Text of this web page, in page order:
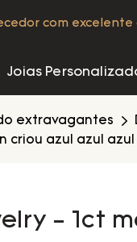
com excelente
Joias
extravagantes
criou azul azul azul
- 1ct